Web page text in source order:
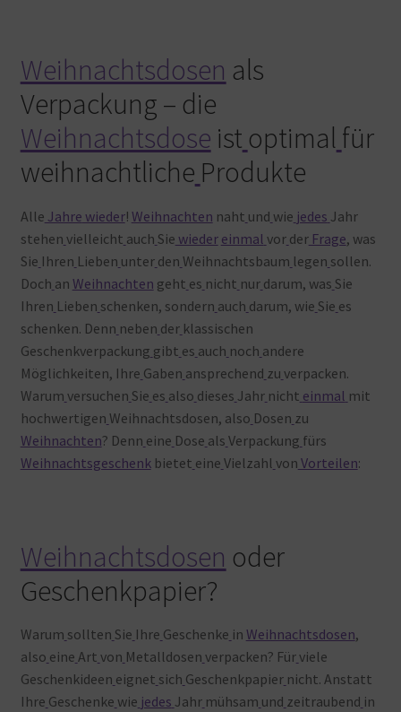
Weihnachtsdosen als
Verpackung – die
Weihnachtsdose ist optimal für
weihnachtliche Produkte
Alle Jahre wieder! Weihnachten naht und wie jedes Jahr
stehen vielleicht auch Sie wieder einmal vor derFrage, was
Sie Ihren Lieben unter den Weihnachtsbaum legen sollen.
Doch an Weihnachten geht es nicht nur darum, was Sie
Ihren Lieben schenken, sondern auch darum, wie Sie es
schenken. Denn neben der klassischen
Geschenkverpackung gibt es auch noch andere
Möglichkeiten, Ihre Gaben ansprechend zu verpacken.
Warum versuchen Sie es also dieses Jahr nicht einmal mit
hochwertigen Weihnachtsdosen, also Dosen zu
Weihnachten? Denn eine Dose als Verpackung fürs
Weihnachtsgeschenkbietet eine Vielzahl von Vorteilen:
Weihnachtsdosen oder
Geschenkpapier?
Warum sollten Sie Ihre Geschenke in Weihnachtsdosen,
also eine Art von Metalldosen verpacken? Fürviele
Geschenkideen eignet sich Geschenkpapier nicht. Anstatt
Ihre Geschenke wie jedes Jahr mühsam und zeitraubend in